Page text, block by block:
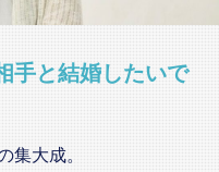
手と結婚したいで
集大成。